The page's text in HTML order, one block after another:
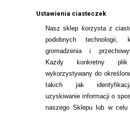
Ustawienia ciasteczek
Nasz sklep korzysta z
podobnych
gromadzenia i
Każdy konkretny
wykorzystywany do
takich jak
uzyskiwanie informacji o
naszego Sklepu lub w celu
159,99 pln
INFORMACJE